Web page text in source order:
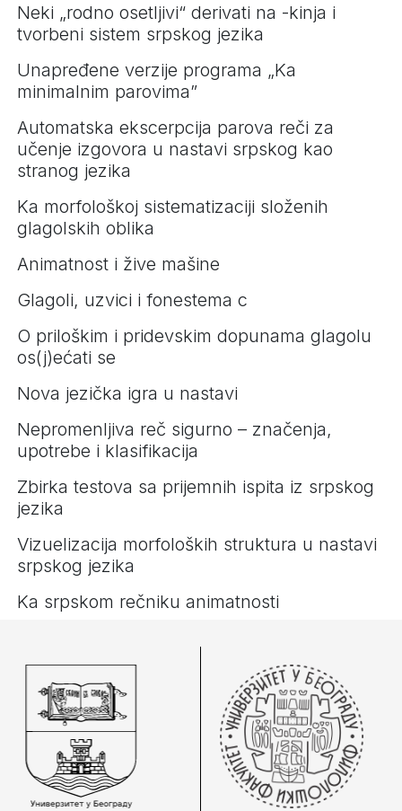
Neki „rodno osetljivi“ derivati na -kinja i
tvorbeni sistem srpskog jezika
Unapređene verzije programa „Ka
minimalnim parovima”
Automatska ekscerpcija parova reči za
učenje izgovora u nastavi srpskog kao
stranog jezika
Ka morfološkoj sistematizaciji složenih
glagolskih oblika
Animatnost i žive mašine
Glagoli, uzvici i fonestema c
O priloškim i pridevskim dopunama glagolu
os(j)ećati se
Nova jezička igra u nastavi
Nepromenljiva reč sigurno – značenja,
upotrebe i klasifikacija
Zbirka testova sa prijemnih ispita iz srpskog
jezika
Vizuelizacija morfoloških struktura u nastavi
srpskog jezika
Ka srpskom rečniku animatnosti